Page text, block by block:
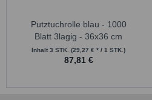
Putztuchrolle blau - 1000
Blatt 3lagig - 36x36 cm
Inhalt 3 STK. (29,27 € * / 1 STK.)
87,81 €